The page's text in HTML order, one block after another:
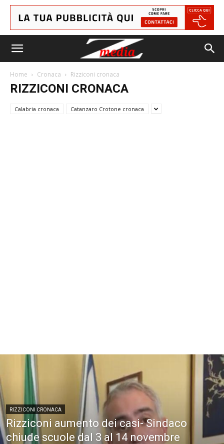
Home Cronaca Rizziconi cronaca
RIZZICONI CRONACA
Calabria cronaca Catanzaro Crotone cronaca
RIZZICONI CRONACA
Rizziconi aumento dei casi- Sindaco
chiude scuole dal 3 al 14 novembre